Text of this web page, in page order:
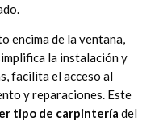
encima de la ventana,
la instalación y
facilita el acceso al
y reparaciones. Este
tipo de carpintería del